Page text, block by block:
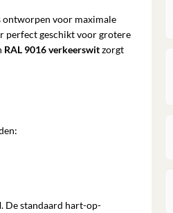
ontworpen voor maximale
perfect geschikt voor grotere
RAL 9016 verkeerswitzorgt
. De standaard hart-op-